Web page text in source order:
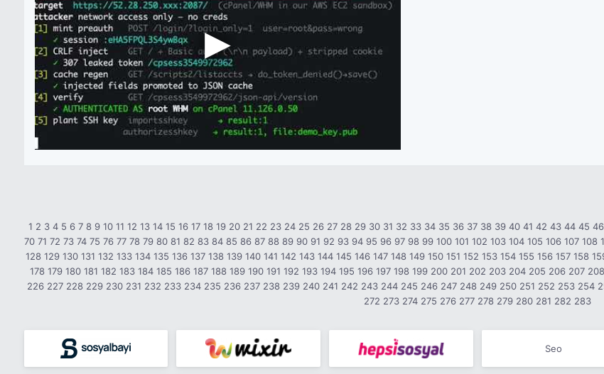
1 2 3 4 5 6 7 8 9 10 11 12 13 14 15 16 17 18 19 20 21 22 23 24 25 26 27 28 29 30 31 32 33 34 35 36 37 38 39 40 41 42 43 44 45 46
70 71 72 73 74 75 76 77 78 79 80 81 82 83 84 85 86 87 88 89 90 91 92 93 94 95 96 97 98 99 100 101 102 103 104 105 106 107 108
128 129 130 131 132 133 134 135 136 137 138 139 140 141 142 143 144 145 146 147 148 149 150 151 152 153 154 155 156 157 158
178 179 180 181 182 183 184 185 186 187 188 189 190 191 192 193 194 195 196 197 198 199 200 201 202 203 204 205 206 207 208
226 227 228 229 230 231 232 233 234 235 236 237 238 239 240 241 242 243 244 245 246 247 248 249 250 251 252 253 254
272 273 274 275 276 277 278 279 280 281 282 283
Seo